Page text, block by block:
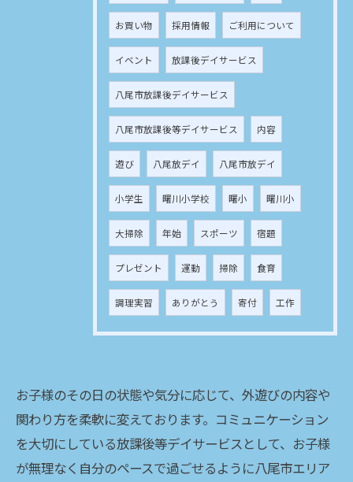
お買い物 採用情報 ご利用について
イベント 放課後デイサービス
八尾市放課後デイサービス
八尾市放課後等デイサービス 内容
遊び 八尾放デイ 八尾市放デイ
小学生 曙川小学校 曙小 曙川小
大掃除 年始 スポーツ 宿題
プレゼント 運動 掃除 食育
調理実習 ありがとう 寄付 工作
お子様のその日の状態や気分に応じて、外遊びの内容や
関わり方を柔軟に変えております。コミュニケーション
を大切にしている放課後等デイサービスとして、お子様
が無理なく自分のペースで過ごせるように八尾市エリア